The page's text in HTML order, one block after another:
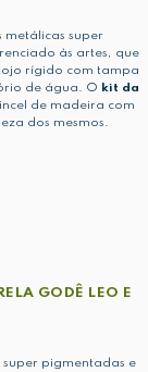
metálicas super
às artes, que
rígido com tampa
de água. O kit da
de madeira com
dos mesmos.
GODÊ LEO E
super pigmentadas e